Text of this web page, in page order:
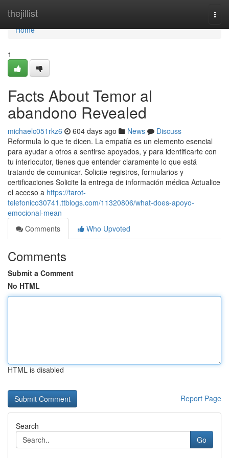
thejillist
Home
Home
1
Facts About Temor al
abandono Revealed
michaelc051rkz6 604 days ago News
Discuss
Reformula lo que te dicen. La empatía es un elemento esencial
para ayudar a otros a sentirse apoyados, y para identificarte con
tu interlocutor, tienes que entender claramente lo que está
tratando de comunicar. Solicite registros, formularios y
certificaciones Solicite la entrega de información médica Actualice
el acceso a https://tarot-
telefonico30741.ttblogs.com/11320806/what-does-apoyo-
emocional-mean
Comments
Who Upvoted
Comments
Submit a Comment
No HTML
HTML is disabled
Report Page
Search
Go